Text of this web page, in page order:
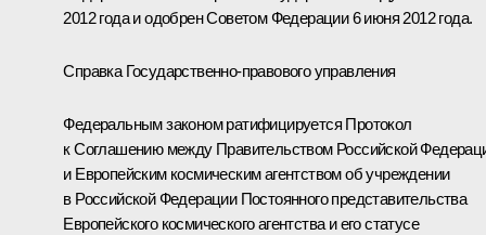
2012 года и одобрен Советом Федерации 6 июня 2012 года.
Справка Государственно-правового управления
Федеральным законом ратифицируется Протокол
к Соглашению между Правительством Российской
и Европейским космическим агентством об учреждении
в Российской Федерации Постоянного представительства
Европейского космического агентства и его статусе